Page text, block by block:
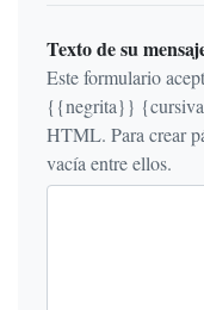
Texto de su
Este formulario
{{negrita}} {cursiva}
HTML. Para crear
vacía entre ellos.